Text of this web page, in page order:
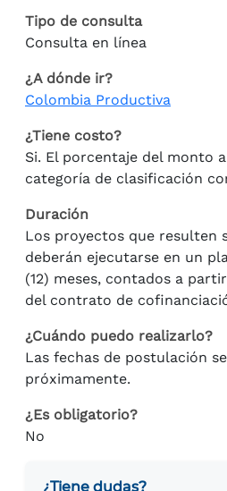
Tipo de consulta
Consulta en línea
¿A dónde ir?
Colombia Productiva
¿Tiene costo?
Si. El porcentaje del monto
categoría de clasificación
Duración
Los proyectos que resulten
deberán ejecutarse en un
(12) meses, contados a
del contrato de
¿Cuándo puedo realizarlo?
Las fechas de postulación
próximamente.
¿Es obligatorio?
No
¿Tiene dudas?